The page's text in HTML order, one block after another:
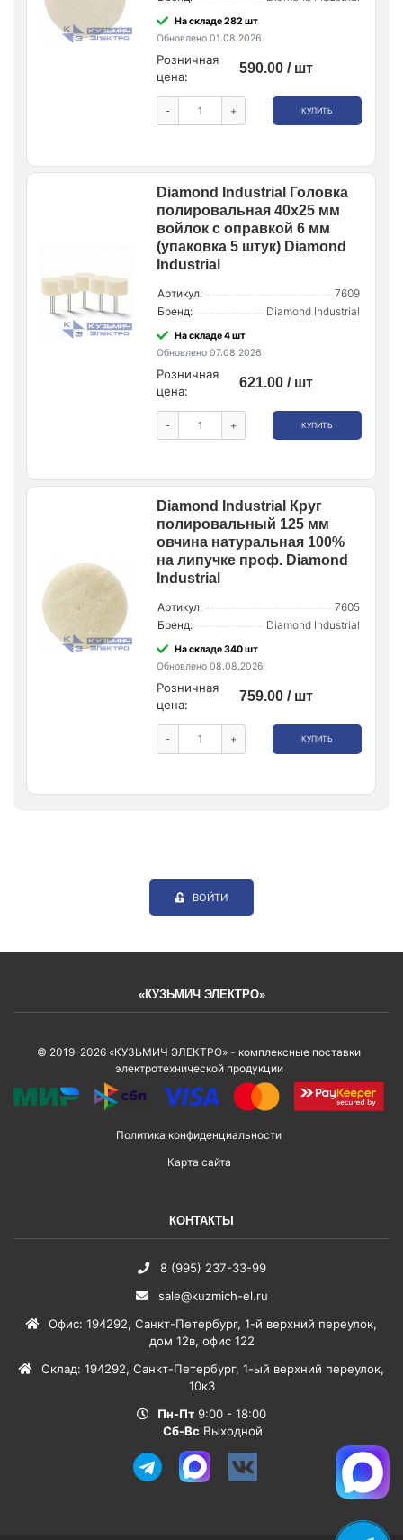
На складе 282 шт
Обновлено 01.08.2026
Розничная
цена:
590.00 / шт
- + КУПИТЬ
Diamond Industrial Головка
полировальная 40х25 мм
войлок с оправкой 6 мм
(упаковка 5 штук) Diamond
Industrial
Артикул:
7609
Бренд:
Diamond Industrial
На складе 4 шт
Обновлено 07.08.2026
Розничная
цена:
621.00 / шт
- + КУПИТЬ
Diamond Industrial Круг
полировальный 125 мм
овчина натуральная 100%
на липучке проф. Diamond
Industrial
Артикул:
7605
Бренд:
Diamond Industrial
На складе 340 шт
Обновлено 08.08.2026
Розничная
цена:
759.00 / шт
- + КУПИТЬ
ВОЙТИ
«КУЗЬМИЧ ЭЛЕКТРО»
© 2019–2026 «КУЗЬМИЧ ЭЛЕКТРО» - комплексные поставки
электротехнической продукции
Политика конфиденциальности
Карта сайта
КОНТАКТЫ
8 (995) 237-33-99
sale@kuzmich-el.ru
Офис: 194292, Санкт-Петербург, 1-й верхний переулок,
дом 12в, офис 122
Склад: 194292, Санкт-Петербург, 1-ый верхний переулок,
10к3
Пн-Пт 9:00 - 18:00
Сб-Вс Выходной